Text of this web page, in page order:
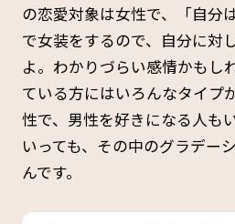
の恋愛対象は女性で、「自分
で女装をするので、自分に対
よ。わかりづらい感情かもし
ている方にはいろんなタイプ
性で、男性を好きになる人も
いっても、その中のグラデー
んです。